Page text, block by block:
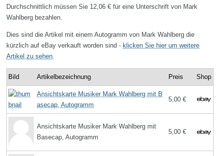
Durchschnittlich müssen Sie 12,06 € für eine Unterschrift von Mark
Wahlberg bezahlen.
Dies sind die Artikel mit einem Autogramm von Mark Wahlberg die
kürzlich auf eBay verkauft worden sind - klicken Sie hier um weitere
Artikel zu sehen
Bild Artikelbezeichnung Preis Shop
Ansichtskarte Musiker Mark Wahlberg mit B
asecap, Autogramm
5,00 €
Ansichtskarte Musiker Mark Wahlberg mit
Basecap, Autogramm
5,00 €